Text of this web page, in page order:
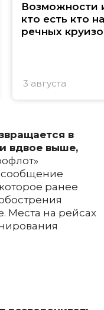
Возможности
кто есть кто
речных
3 августа
в
вдвое выше,
ранее
Места на рейсах